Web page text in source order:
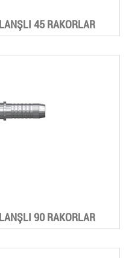
45 RAKORLAR
90 RAKORLAR